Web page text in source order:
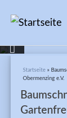
Sie sind hier
Startseite »
Obermenzing e.V.